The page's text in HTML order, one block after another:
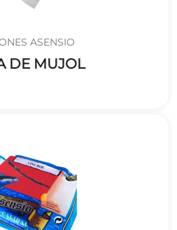
ASENSIO
DE MUJOL